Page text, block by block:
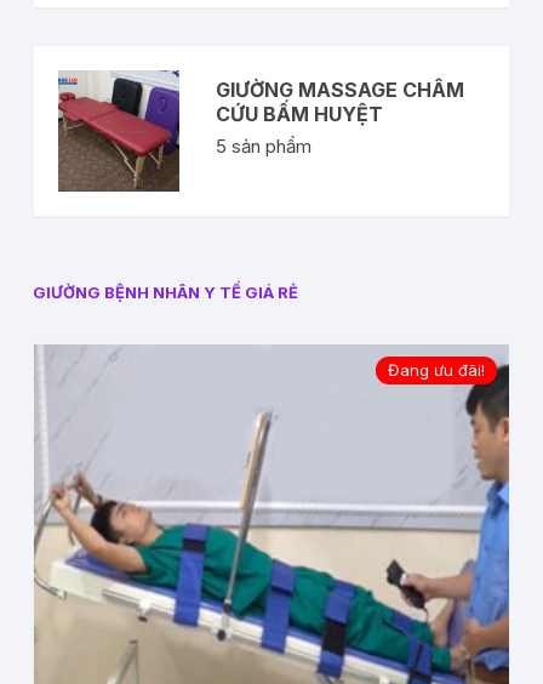
GIƯỜNG MASSAGE CHÂM
CỨU BẤM HUYỆT
5 sản phẩm
GIƯỜNG BỆNH NHÂN Y TẾ GIÁ RẺ
Đang ưu đãi!